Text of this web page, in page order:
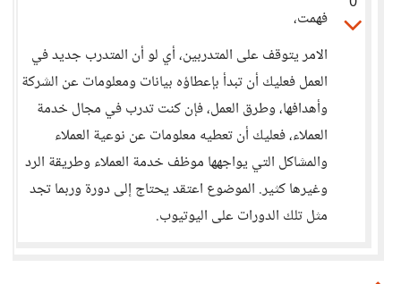
فهمت،
الامر يتوقف على المتدربين، أي لو أن المتدرب جديد في
العمل فعليك أن تبدأ بإعطاؤه بيانات ومعلومات عن الشركة
وأهدافها، وطرق العمل، فإن كنت تدرب في مجال خدمة
العملاء، فعليك أن تعطيه معلومات عن نوعية العملاء
والمشاكل التي يواجهها موظف خدمة العملاء وطريقة الرد
وغيرها كثير. الموضوع اعتقد يحتاج إلى دورة وربما تجد
مثل تلك الدورات على اليوتيوب.